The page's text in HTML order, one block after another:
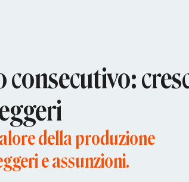
della produzione
e assunzioni.